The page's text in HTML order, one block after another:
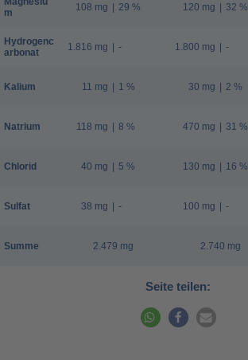
m
Hydrogenc
arbonat
Kalium
Natrium
Chlorid
Sulfat
Summe
108 mg | 29 %
1.816 mg | -
11 mg | 1 %
118 mg | 8 %
40 mg | 5 %
38 mg | -
2.479 mg
120 mg | 32 %
1.800 mg | -
30 mg | 2 %
470 mg | 31 %
130 mg | 16 %
100 mg | -
2.740 mg
Seite teilen: